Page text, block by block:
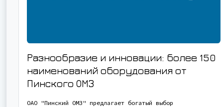
Разнообразие и инновации: более 150
наименований оборудования от
Пинского ОМЗ
ОАО "Пинский ОМЗ" предлагает богатый выбор